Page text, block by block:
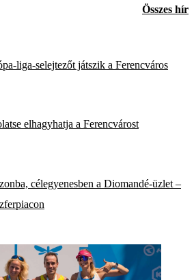
Összes hír
liga-selejtezőt játszik a Ferencváros
elhagyhatja a Ferencvárost
célegyenesben a Diomandé-üzlet –